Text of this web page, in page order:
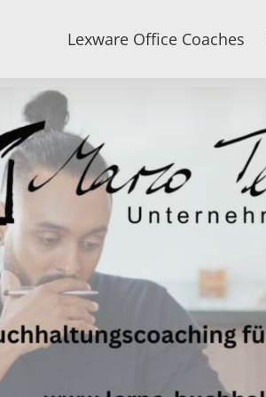
Lexware Office Coaches